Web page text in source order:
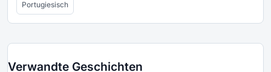
Portugiesisch
Verwandte Geschichten